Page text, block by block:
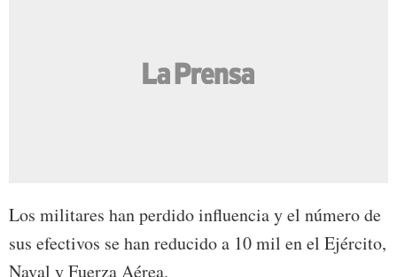
Los militares han perdido influencia y el número de
sus efectivos se han reducido a 10 mil en el Ejército,
Naval y Fuerza Aérea.